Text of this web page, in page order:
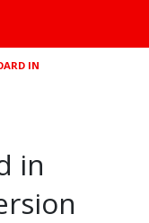
IN
in